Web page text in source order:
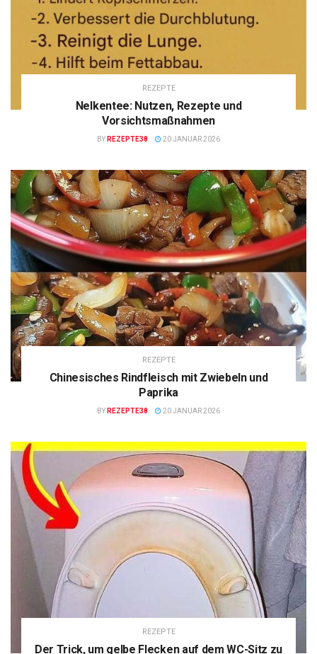
REZEPTE
Nelkentee: Nutzen, Rezepte und
Vorsichtsmaßnahmen
BY REZEPTE38 20 JANUAR 2026
REZEPTE
Chinesisches Rindfleisch mit Zwiebeln und
Paprika
BY REZEPTE38 20 JANUAR 2026
REZEPTE
Der Trick, um gelbe Flecken auf dem WC-Sitz zu